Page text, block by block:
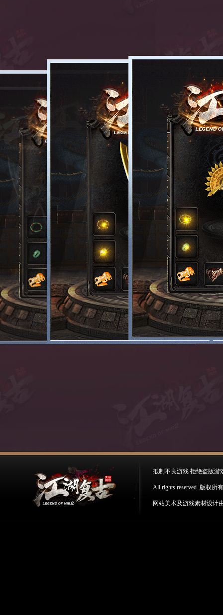
抵制不良游戏 拒绝盗版游
All rights reserved. 版权所
网站美术及游戏素材设计